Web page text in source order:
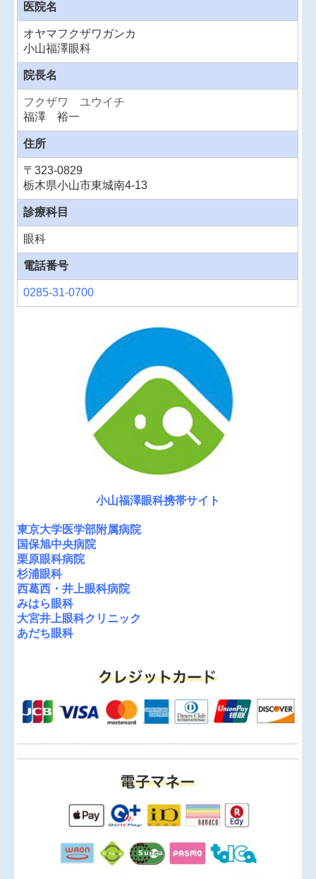
医院名
オヤマフクザワガンカ
小山福澤眼科
院長名
フクザワ ユウイチ
福澤 裕一
住所
〒323-0829
栃木県小山市東城南4-13
診療科目
眼科
電話番号
0285-31-0700
小山福澤眼科携帯サイト
東京大学医学部附属病院
国保旭中央病院
栗原眼科病院
杉浦眼科
西葛西・井上眼科病院
みはら眼科
大宮井上眼科クリニック
あだち眼科